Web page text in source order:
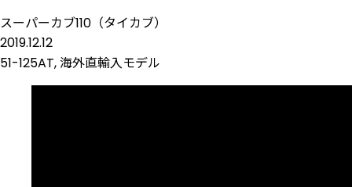
スーパーカブ110（タイカブ）
2019.12.12
51-125AT,海外直輸入モデル